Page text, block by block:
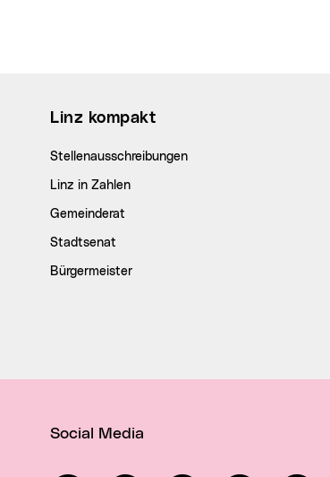
Linz kompakt
Stellenausschreibungen
Linz in Zahlen
Gemeinderat
Stadtsenat
Bürgermeister
Social Media